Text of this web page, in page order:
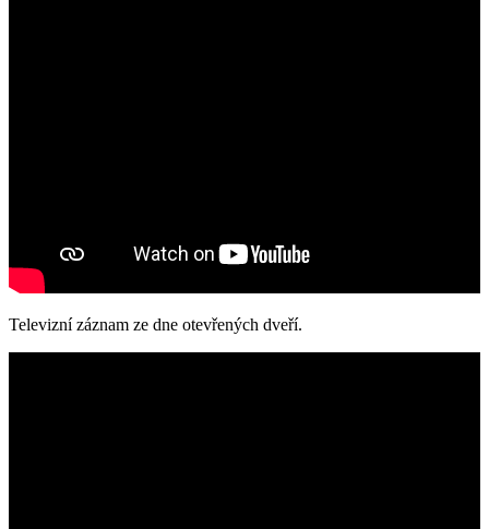
Televizní záznam ze dne otevřených dveří.